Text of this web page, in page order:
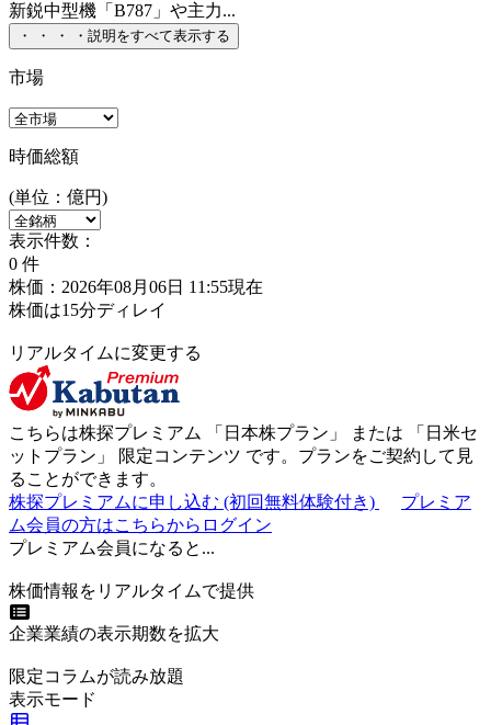
新鋭中型機「B787」や主力...
・ ・ ・ ・ 説明をすべて表示する
市場
時価総額
(単位：億円)
表示件数：
0 件
株価：2026年08月06日 11:55現在
株価は15分ディレイ
リアルタイムに変更する
こちらは株探プレミアム 「 日本株プラン 」 または 「 日米セ
ットプラン 」 限定コンテンツ です。プランをご契約して見
ることができます。
株探プレミアムに申し込む (初回無料体験付き)
プレミア
ム会員の方はこちらからログイン
プレミアム会員になると...
株価情報をリアルタイムで提供
企業業績の表示期数を拡大
限定コラムが読み放題
表示モード